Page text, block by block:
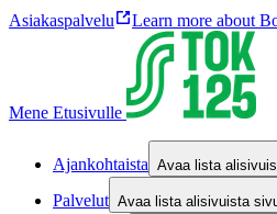
Asiakaspalvelu Learn more about
Mene Etusivulle
Ajankohtaista Avaa lista
Palvelut Avaa lista alisivuista